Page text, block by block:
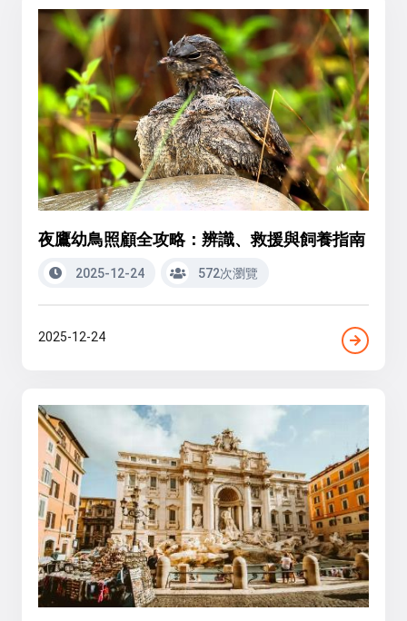
夜鷹幼鳥照顧全攻略：辨識、救援與飼養指南
2025-12-24 572次瀏覽
2025-12-24